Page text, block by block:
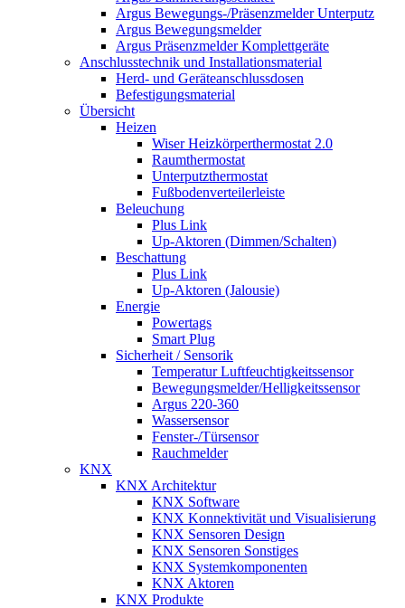
Argus Bewegungs-/Präsenzmelder Unterputz
Argus Bewegungsmelder
Argus Präsenzmelder Komplettgeräte
Anschlusstechnik und Installationsmaterial
Herd- und Geräteanschlussdosen
Befestigungsmaterial
Übersicht
Heizen
Wiser Heizkörperthermostat 2.0
Raumthermostat
Unterputzthermostat
Fußbodenverteilerleiste
Beleuchung
Plus Link
Up-Aktoren (Dimmen/Schalten)
Beschattung
Plus Link
Up-Aktoren (Jalousie)
Energie
Powertags
Smart Plug
Sicherheit / Sensorik
Temperatur Luftfeuchtigkeitssensor
Bewegungsmelder/Helligkeitssensor
Argus 220-360
Wassersensor
Fenster-/Türsensor
Rauchmelder
KNX
KNX Architektur
KNX Software
KNX Konnektivität und Visualisierung
KNX Sensoren Design
KNX Sensoren Sonstiges
KNX Systemkomponenten
KNX Aktoren
KNX Produkte